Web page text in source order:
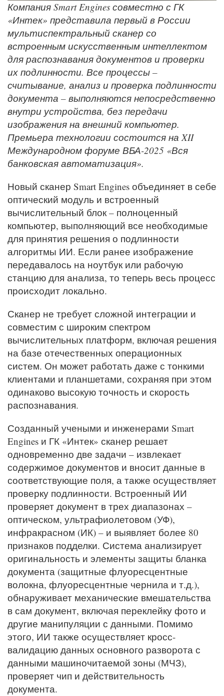
Компания Smart Engines совместно с ГК
«Интек» представила первый в России
мультиспектральный сканер со
встроенным искусственным интеллектом
для распознавания документов и проверки
их подлинности. Все процессы –
считывание, анализ и проверка подлинности
документа – выполняются непосредственно
внутри устройства, без передачи
изображения на внешний компьютер.
Премьера технологии состоится на XII
Международном форуме ВБА-2025 «Вся
банковская автоматизация».
Новый сканер Smart Engines объединяет в себе
оптический модуль и встроенный
вычислительный блок – полноценный
компьютер, выполняющий все необходимые
для принятия решения о подлинности
алгоритмы ИИ. Если ранее изображение
передавалось на ноутбук или рабочую
станцию для анализа, то теперь весь процесс
происходит локально.
Сканер не требует сложной интеграции и
совместим с широким спектром
вычислительных платформ, включая решения
на базе отечественных операционных
систем. Он может работать даже с тонкими
клиентами и планшетами, сохраняя при этом
одинаково высокую точность и скорость
распознавания.
Созданный учеными и инженерами Smart
Engines и ГК «Интек» сканер решает
одновременно две задачи – извлекает
содержимое документов и вносит данные в
соответствующие поля, а также осуществляет
проверку подлинности. Встроенный ИИ
проверяет документ в трех диапазонах –
оптическом, ультрафиолетовом (УФ),
инфракрасном (ИК) – и выявляет более 80
признаков подделки. Система анализирует
оригинальность и элементы защиты бланка
документа (защитные флуоресцентные
волокна, флуоресцентные чернила и т.д.),
обнаруживает механические вмешательства
в сам документ, включая переклейку фото и
другие манипуляции с данными. Помимо
этого, ИИ также осуществляет кросс-
валидацию данных основного разворота с
данными машиночитаемой зоны (МЧЗ),
проверяет чип и действительность
документа.